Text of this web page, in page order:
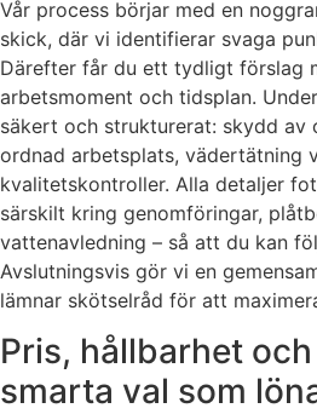
Vår process börjar med en
skick, där vi identifierar svaga
Därefter får du ett tydligt förslag
arbetsmoment och tidsplan.
säkert och strukturerat: skydd av
ordnad arbetsplats, vädertätning
kvalitetskontroller. Alla detaljer
särskilt kring genomföringar,
vattenavledning – så att du kan
Avslutningsvis gör vi en
lämnar skötselråd för att
Pris, hållbarhet
smarta val som